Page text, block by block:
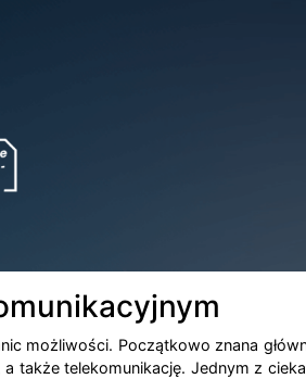
możliwości. Początkowo znana
także telekomunikację. Jednym z